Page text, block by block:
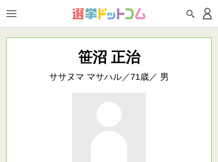
笹沼 正治
ササヌマ マサハル／71歳／ 男